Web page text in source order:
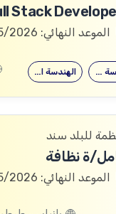
الموعد النهائي: 17/05/2026
الهندسة المعلوماتية هندسة الحواسيب
للبلد سند
ة نظافة
الموعد النهائي: 17/05/2026